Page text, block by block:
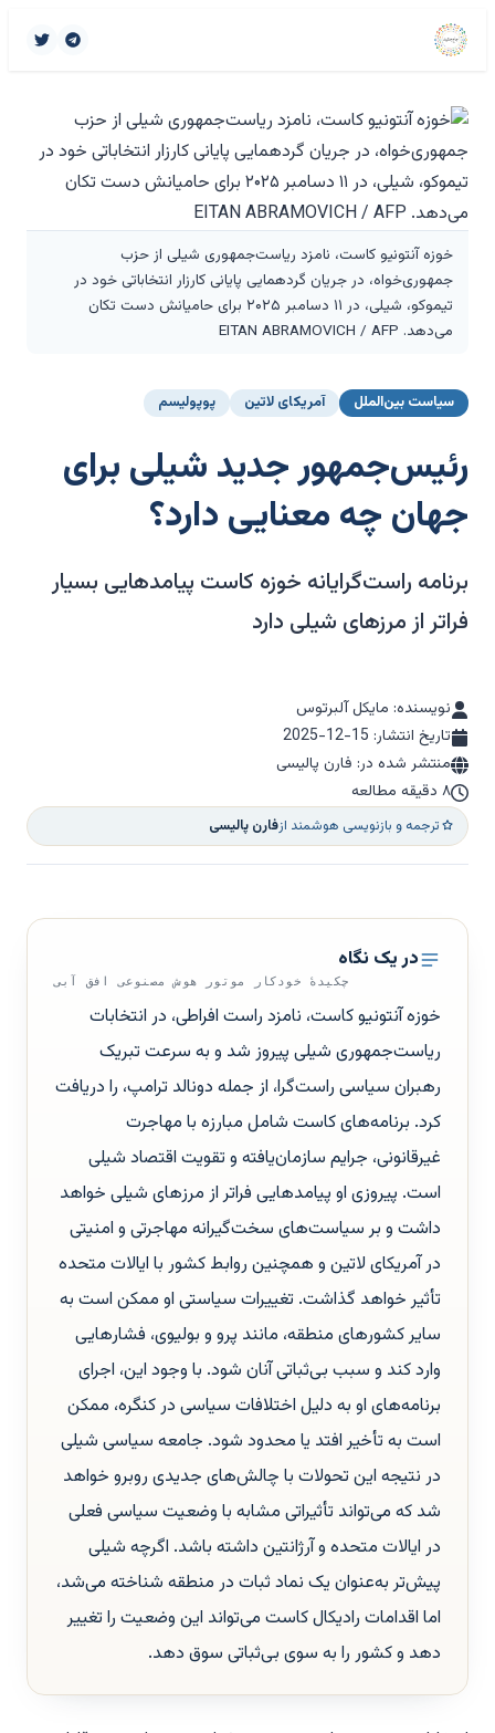
خوزه آنتونیو کاست، نامزد ریاست‌جمهوری شیلی از حزب
جمهوری‌خواه، در جریان گردهمایی پایانی کارزار انتخاباتی خود در
تیموکو، شیلی، در ۱۱ دسامبر ۲۰۲۵ برای حامیانش دست تکان
می‌دهد. EITAN ABRAMOVICH / AFP
سیاست بین‌الملل آمریکای لاتین پوپولیسم
رئیس‌جمهور جدید شیلی برای
جهان چه معنایی دارد؟
برنامه راست‌گرایانه خوزه کاست پیامدهایی بسیار
فراتر از مرزهای شیلی دارد
نویسنده: مایکل آلبرتوس
تاریخ انتشار: 2025-12-15
منتشر شده در: فارن پالیسی
۸ دقیقه مطالعه
ترجمه و بازنویسی هوشمند ازفارن پالیسی
در یک نگاه
چکیدهٔ خودکار موتور هوش مصنوعی افق آبی
خوزه آنتونیو کاست، نامزد راست افراطی، در انتخابات
ریاست‌جمهوری شیلی پیروز شد و به سرعت تبریک
رهبران سیاسی راست‌گرا، از جمله دونالد ترامپ، را دریافت
کرد. برنامه‌های کاست شامل مبارزه با مهاجرت
غیرقانونی، جرایم سازمان‌یافته و تقویت اقتصاد شیلی
است. پیروزی او پیامدهایی فراتر از مرزهای شیلی خواهد
داشت و بر سیاست‌های سخت‌گیرانه مهاجرتی و امنیتی
در آمریکای لاتین و همچنین روابط کشور با ایالات متحده
تأثیر خواهد گذاشت. تغییرات سیاستی او ممکن است به
سایر کشورهای منطقه، مانند پرو و بولیوی، فشارهایی
وارد کند و سبب بی‌ثباتی آنان شود. با وجود این، اجرای
برنامه‌های او به دلیل اختلافات سیاسی در کنگره، ممکن
است به تأخیر افتد یا محدود شود. جامعه سیاسی شیلی
در نتیجه این تحولات با چالش‌های جدیدی روبرو خواهد
شد که می‌تواند تأثیراتی مشابه با وضعیت سیاسی فعلی
در ایالات متحده و آرژانتین داشته باشد. اگرچه شیلی
پیش‌تر به‌عنوان یک نماد ثبات در منطقه شناخته می‌شد،
اما اقدامات رادیکال کاست می‌تواند این وضعیت را تغییر
دهد و کشور را به سوی بی‌ثباتی سوق دهد.